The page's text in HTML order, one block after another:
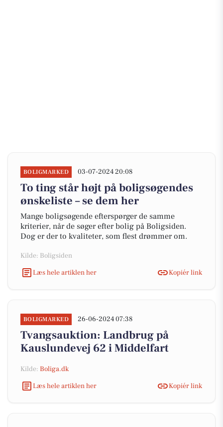
BOLIGMARKED 03-07-2024 20:08
To ting står højt på boligsøgendes
ønskeliste – se dem her
Mange boligsøgende efterspørger de samme
kriterier, når de søger efter bolig på Boligsiden.
Dog er der to kvaliteter, som flest drømmer om.
Kilde: Boligsiden
Læs hele artiklen her
Kopiér link
BOLIGMARKED 26-06-2024 07:38
Tvangsauktion: Landbrug på
Kauslundevej 62 i Middelfart
Kilde: Boliga.dk
Læs hele artiklen her
Kopiér link